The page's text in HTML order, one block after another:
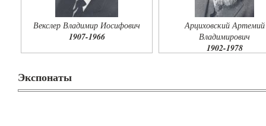
Векслер Владимир Иосифович
1907-1966
Арциховский Артемий
Владимирович
1902-1978
Экспонаты